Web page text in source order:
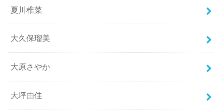
夏川椎菜
大久保瑠美
大原さやか
大坪由佳